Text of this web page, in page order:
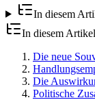
In diesem
In diesem Artikel
Die neue
Die
Politische